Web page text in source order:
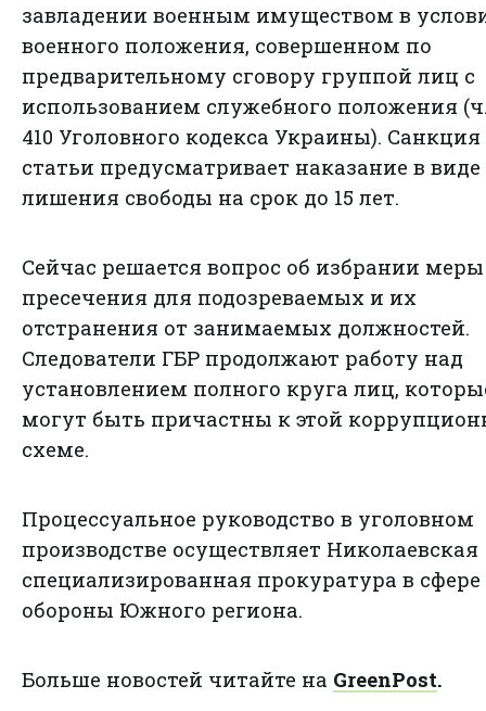
завладении военным имуществом в
военного положения, совершенном по
предварительному сговору группой лиц с
использованием служебного положения
410 Уголовного кодекса Украины). Санкция
статьи предусматривает наказание в виде
лишения свободы на срок до 15 лет.
Сейчас решается вопрос об избрании меры
пресечения для подозреваемых и их
отстранения от занимаемых должностей.
Следователи ГБР продолжают работу над
установлением полного круга лиц,
могут быть причастны к этой
схеме.
Процессуальное руководство в уголовном
производстве осуществляет Николаевская
специализированная прокуратура в сфере
обороны Южного региона.
Больше новостей читайте на GreenPost.